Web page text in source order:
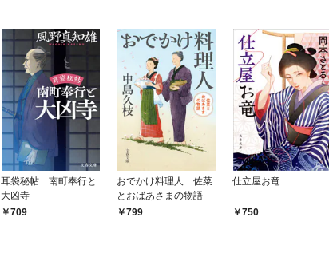
耳袋秘帖 南町奉行と
大凶寺
709
おでかけ料理人 佐菜
とおばあさまの物語
799
仕立屋お竜
750